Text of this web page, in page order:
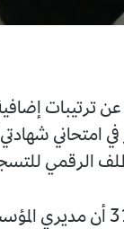
عن ترتيبات
امتحاني شهادتي
وأفاد منشور الوزارة